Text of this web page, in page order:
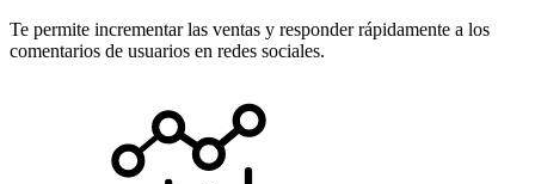
Te permite incrementar las ventas y responder rápidamente a los
comentarios de usuarios en redes sociales.